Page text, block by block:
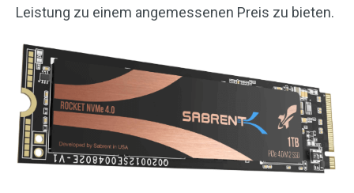
Leistung zu einem angemessenen Preis zu bieten.